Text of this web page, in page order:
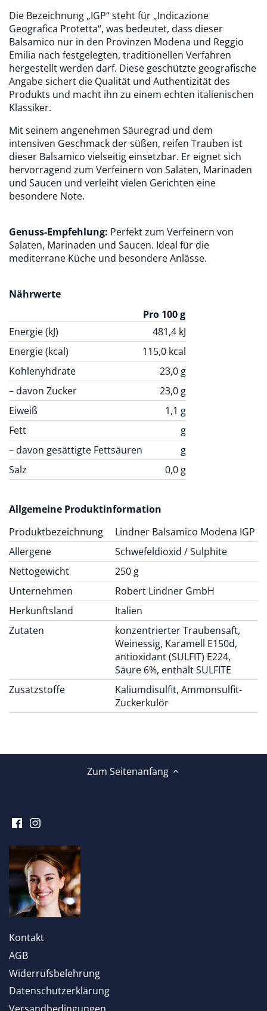
Die Bezeichnung „IGP“ steht für „Indicazione
Geografica Protetta“, was bedeutet, dass dieser
Balsamico nur in den Provinzen Modena und Reggio
Emilia nach festgelegten, traditionellen Verfahren
hergestellt werden darf. Diese geschützte geografische
Angabe sichert die Qualität und Authentizität des
Produkts und macht ihn zu einem echten italienischen
Klassiker.
Mit seinem angenehmen Säuregrad und dem
intensiven Geschmack der süßen, reifen Trauben ist
dieser Balsamico vielseitig einsetzbar. Er eignet sich
hervorragend zum Verfeinern von Salaten, Marinaden
und Saucen und verleiht vielen Gerichten eine
besondere Note.
Genuss-Empfehlung: Perfekt zum Verfeinern von
Salaten, Marinaden und Saucen. Ideal für die
mediterrane Küche und besondere Anlässe.
Nährwerte
Pro 100 g
Energie (kJ)
481,4 kJ
Energie (kcal)
115,0 kcal
Kohlenyhdrate
23,0 g
– davon Zucker
23,0 g
Eiweiß
1,1 g
Fett
g
– davon gesättigte Fettsäuren
g
Salz
0,0 g
Allgemeine Produktinformation
Produktbezeichnung
Lindner Balsamico Modena IGP
Allergene
Schwefeldioxid / Sulphite
Nettogewicht
250 g
Unternehmen
Robert Lindner GmbH
Herkunftsland
Italien
Zutaten
konzentrierter Traubensaft,
Weinessig, Karamell E150d,
antioxidant (SULFIT) E224,
Säure 6%, enthält SULFITE
Zusatzstoffe
Kaliumdisulfit, Ammonsulfit-
Zuckerkulör
Zum Seitenanfang
Kontakt
AGB
Widerrufsbelehrung
Datenschutzerklärung